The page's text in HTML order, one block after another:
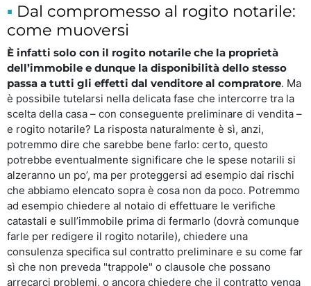
Dal compromesso al rogito notarile:
come muoversi
È infatti solo con il rogito notarile che la proprietà
dell’immobile e dunque la disponibilità dello stesso
passa a tutti gli effetti dal venditore al compratore. Ma
è possibile tutelarsi nella delicata fase che intercorre tra la
scelta della casa – con conseguente preliminare di vendita –
e rogito notarile? La risposta naturalmente è sì, anzi,
potremmo dire che sarebbe bene farlo: certo, questo
potrebbe eventualmente significare che le spese notarili si
alzeranno un po’, ma per proteggersi ad esempio dai rischi
che abbiamo elencato sopra è cosa non da poco. Potremmo
ad esempio chiedere al notaio di effettuare le verifiche
catastali e sull’immobile prima di fermarlo (dovrà comunque
farle per redigere il rogito notarile), chiedere una
consulenza specifica sul contratto preliminare e su come far
sì che non preveda "trappole" o clausole che possano
arrecarci problemi, o ancora chiedere che il contratto venga